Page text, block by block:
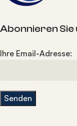
Abonnieren
Ihre Email-Adresse: